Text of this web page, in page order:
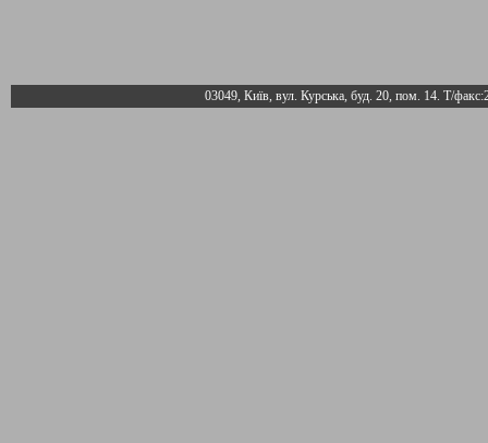
03049, Київ, вул. Курська, буд. 20, пом. 14. Т/